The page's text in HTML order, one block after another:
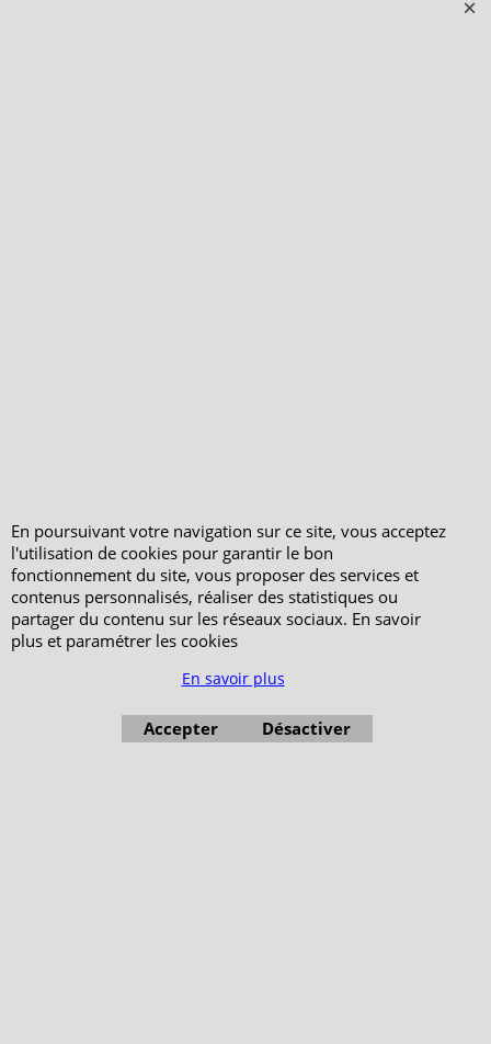
En poursuivant votre navigation sur ce site, vous acceptez
l'utilisation de cookies pour garantir le bon
fonctionnement du site, vous proposer des services et
contenus personnalisés, réaliser des statistiques ou
partager du contenu sur les réseaux sociaux. En savoir
plus et paramétrer les cookies
En savoir plus
Accepter Désactiver